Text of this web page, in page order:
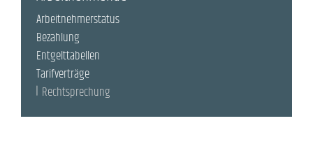
Arbeitnehmerstatus
Bezahlung
Entgelttabellen
Tarifverträge
Rechtsprechung